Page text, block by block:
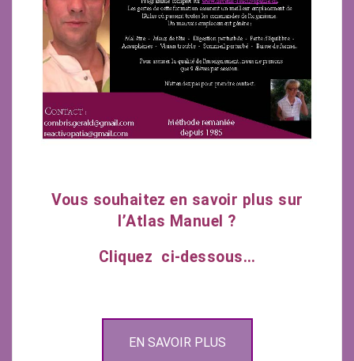
Vous souhaitez en savoir plus sur
l’Atlas Manuel ?
Cliquez ci-dessous…
EN SAVOIR PLUS